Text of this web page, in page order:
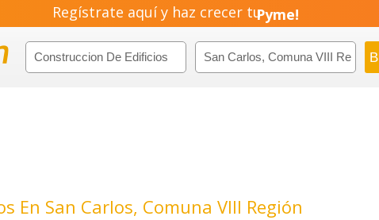
Regístrate aquí y haz crecer tuNegocio!
Pyme!
Emprendimiento!
En San Carlos, Comuna VIII Región